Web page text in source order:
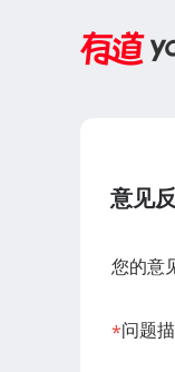
意见
您的意
问题